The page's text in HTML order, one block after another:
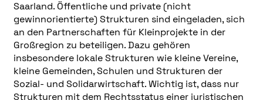
Saarland. Öffentliche und private (nicht
gewinnorientierte) Strukturen sind eingeladen, sich
an den Partnerschaften für Kleinprojekte in der
Großregion zu beteiligen. Dazu gehören
insbesondere lokale Strukturen wie kleine Vereine,
kleine Gemeinden, Schulen und Strukturen der
Sozial- und Solidarwirtschaft. Wichtig ist, dass nur
Strukturen mit dem Rechtsstatus einer juristischen